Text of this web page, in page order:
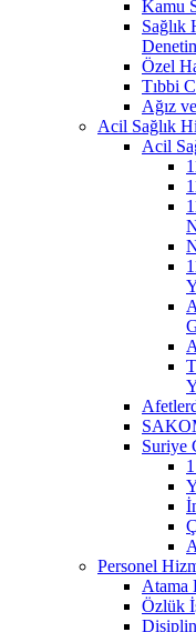
Kamu
Sağlık
Özel
Tıbbi
Ağız
Acil Sağlık
Acil
Suriye
Personel
Atama
Özlük